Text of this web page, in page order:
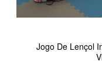
Jogo De Lençol